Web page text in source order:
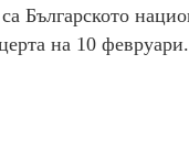
Българското
на 10 февруари.